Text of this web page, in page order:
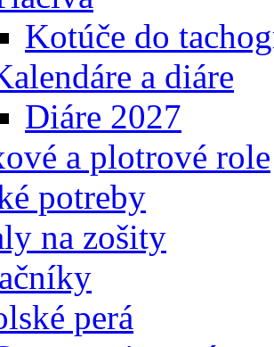
Kotúče do
a diáre
Diáre 2027
a plotrové role
potreby
na zošity
perá